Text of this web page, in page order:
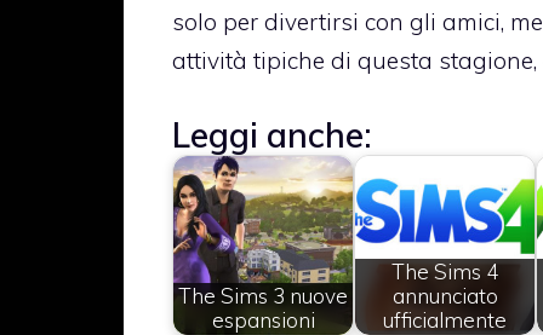
solo per divertirsi con gli amici,
attività tipiche di questa
Leggi anche:
The Sims 3 nuove
espansioni
The Sims 4
annunciato
ufficialmente